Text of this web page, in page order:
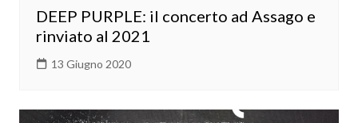
DEEP PURPLE: il concerto ad Assago e
rinviato al 2021
13 Giugno 2020